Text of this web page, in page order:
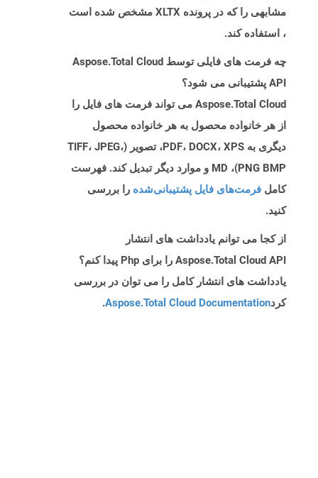
مشابهی را که در پرونده XLTX مشخص شده است
، استفاده کند.
چه فرمت های فایلی توسط Aspose.Total Cloud
API پشتیبانی می شود؟
Aspose.Total Cloud می تواند فرمت های فایل را
از هر خانواده محصول به هر خانواده محصول
دیگری به PDF، DOCX، XPS، تصویر (TIFF، JPEG،
PNG BMP)، MD و موارد دیگر تبدیل کند. فهرست
کامل فرمت‌های فایل پشتیبانی‌شده را بررسی
کنید.
از کجا می توانم یادداشت های انتشار
Aspose.Total Cloud API را برای Php پیدا کنم؟
یادداشت های انتشار کامل را می توان در بررسی
کردAspose.Total Cloud Documentation
.